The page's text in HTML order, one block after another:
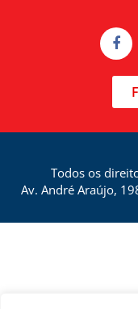
Todos os
Av. André Araújo,